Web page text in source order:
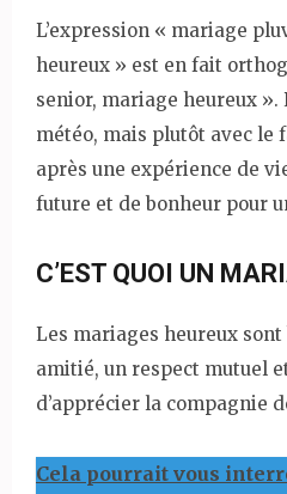
L’expression « mariage
heureux » est en fait
senior, mariage heureux ».
météo, mais plutôt avec le
après une expérience de
future et de bonheur pour
C’EST QUOI UN
Les mariages heureux
amitié, un respect mutuel
d’apprécier la compagnie
Cela pourrait vous